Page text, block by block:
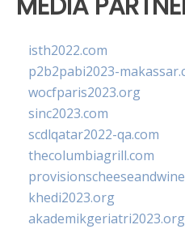
isth2022.com
p2b2pabi2023-
wocfparis2023.org
sinc2023.com
scdlqatar2022-qa.com
thecolumbiagrill.com
khedi2023.org
akademikgeriatri2023.org